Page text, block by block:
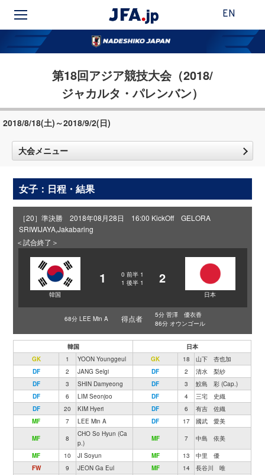
EN
第18回アジア競技大会（2018/
ジャカルタ・パレンバン）
2018/8/18(土)～2018/9/2(日)
大会メニュー
女子：日程・結果
［20］準決勝 2018年08月28日 16:00 KickOff GELORA
SRIWIJAYA,Jakabaring
＜試合終了＞
韓国
1 0 前半 1
1 後半 1 2
日本
68分 LEE Min A 得点者
5分 菅澤 優衣香
86分 オウンゴール
韓国
日本
GK
1 YOON Younggeul GK 18
山下 杏也加
DF
2 JANG Selgi DF 2
清水 梨紗
DF
3 SHIN Damyeong DF 3
鮫島 彩 (Cap.)
DF
6 LIM Seonjoo DF 4
三宅 史織
DF
20 KIM Hyeri DF 6
有吉 佐織
MF
7 LEE Min A DF 17 國武 愛美
MF 8
CHO So Hyun (Ca
p.)
MF 7 中島 依美
MF 10 JI Soyun MF 13
中里 優
FW
9 JEON Ga Eul MF 14
長谷川 唯